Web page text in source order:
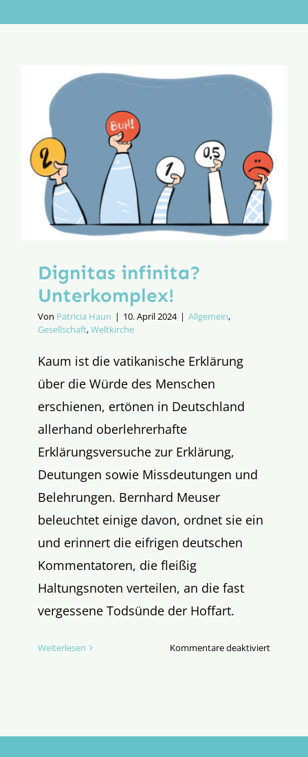
Aktion
Dignitas infinita?
Unterkomplex!
Von Patricia Haun | 10. April 2024 | Allgemein,
Gesellschaft,Weltkirche
Kaum ist die vatikanische Erklärung
über die Würde des Menschen
erschienen, ertönen in Deutschland
allerhand oberlehrerhafte
Erklärungsversuche zur Erklärung,
Deutungen sowie Missdeutungen und
Belehrungen. Bernhard Meuser
beleuchtet einige davon, ordnet sie ein
und erinnert die eifrigen deutschen
Kommentatoren, die fleißig
Haltungsnoten verteilen, an die fast
vergessene Todsünde der Hoffart.
Weiterlesen Kommentare deaktiviertfür